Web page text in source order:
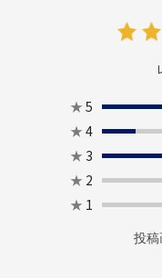
★ 5
★ 4
★ 3
★ 2
★ 1
投稿